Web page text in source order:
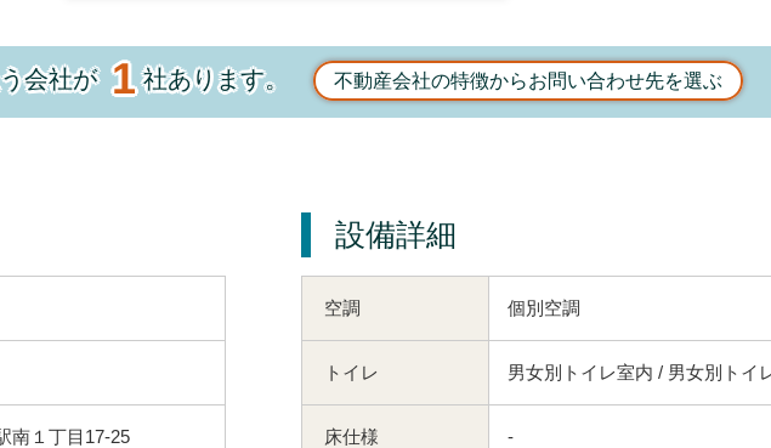
う会社が1社あります。 不動産会社の特徴からお問い合わせ先を選ぶ
南１丁目17-25
設備詳細
空調 個別空調
トイレ 男女別トイレ室内 / 男女別トイ
床仕様 -